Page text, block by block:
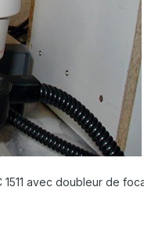
avec doubleur de